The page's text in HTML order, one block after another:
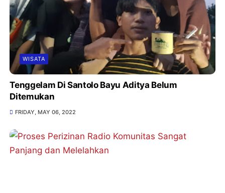
WISATA
Tenggelam Di Santolo Bayu Aditya Belum
Ditemukan
FRIDAY, MAY 06, 2022